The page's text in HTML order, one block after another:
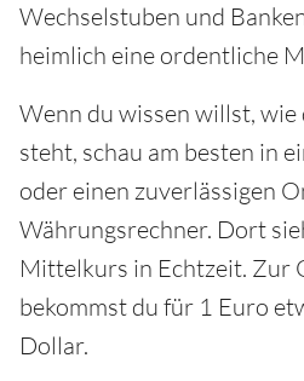
Wechselstuben und
heimlich eine ordentliche
Wenn du wissen willst,
steht, schau am besten in
oder einen zuverlässigen
Währungsrechner. Dort
Mittelkurs in Echtzeit. Zur
bekommst du für 1 Euro
Dollar.